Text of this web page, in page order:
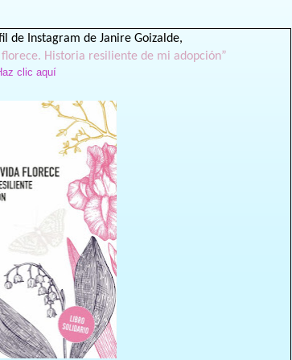
de Instagram de Janire Goizalde,
florece. Historia resiliente de mi adopción”
clic aquí